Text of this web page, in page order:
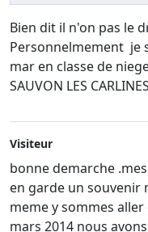
Bien dit il n'on pas le
Personnelmement je
mar en classe de
SAUVON LES
Visiteur
bonne demarche
en garde un souvenir
meme y sommes
mars 2014 nous